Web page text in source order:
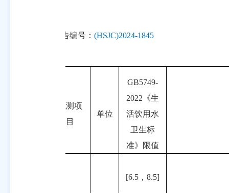
报告编号： (HSJC)2024-1845
检测项
目
单位
GB5749-
2022 《生
活饮用水
卫生标
准》限值
[6.5 ，8.5]